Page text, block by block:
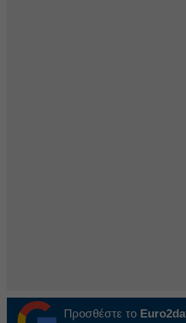
Προσθέστε το